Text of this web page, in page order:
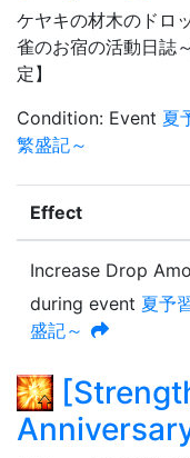
ケヤキの材木のドロ
雀のお宿の活動日誌
定】
Condition: Event 夏
繁盛記～
Effect
Increase Drop
during event 夏予
盛記～
[